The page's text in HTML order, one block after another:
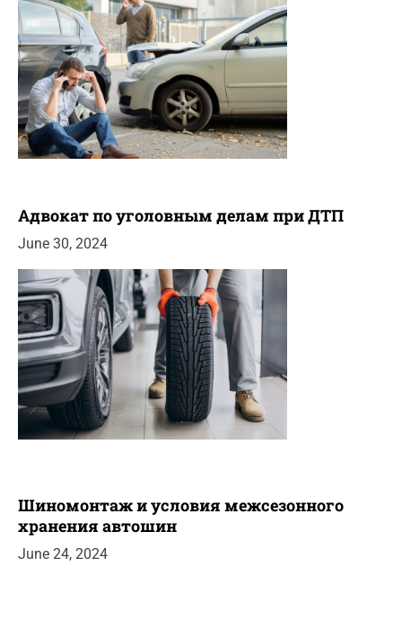
Адвокат по уголовным делам при ДТП
June 30, 2024
Шиномонтаж и условия межсезонного
хранения автошин
June 24, 2024